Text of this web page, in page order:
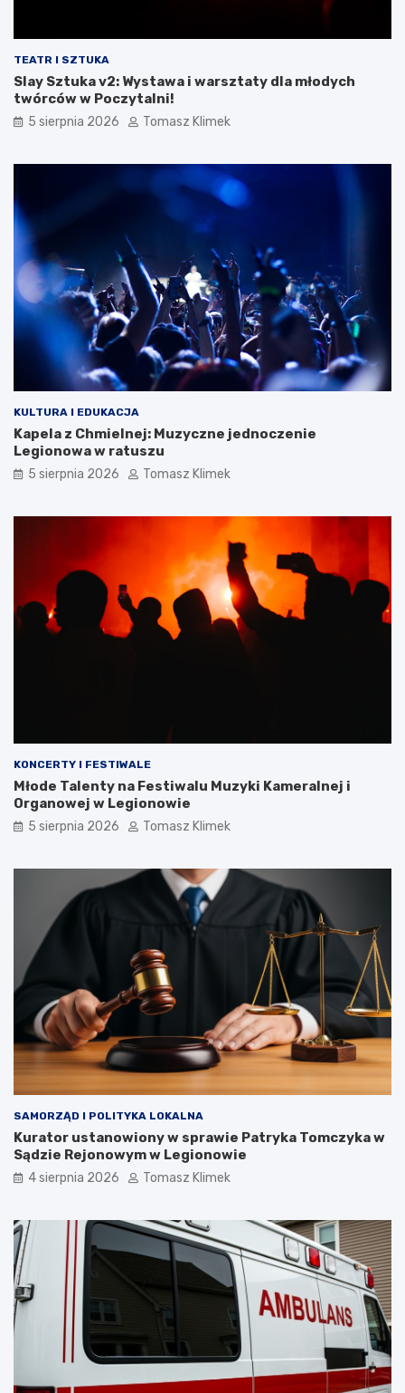
TEATR I SZTUKA
Slay Sztuka v2: Wystawa i warsztaty dla młodych
twórców w Poczytalni!
5 sierpnia 2026 Tomasz Klimek
KULTURA I EDUKACJA
Kapela z Chmielnej: Muzyczne jednoczenie
Legionowa w ratuszu
5 sierpnia 2026 Tomasz Klimek
KONCERTY I FESTIWALE
Młode Talenty na Festiwalu Muzyki Kameralnej i
Organowej w Legionowie
5 sierpnia 2026 Tomasz Klimek
SAMORZĄD I POLITYKA LOKALNA
Kurator ustanowiony w sprawie Patryka Tomczyka w
Sądzie Rejonowym w Legionowie
4 sierpnia 2026 Tomasz Klimek